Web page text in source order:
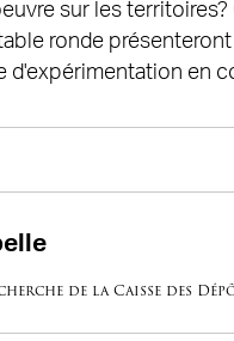
sur les
ronde
d'expérimentation en
de la Caisse des